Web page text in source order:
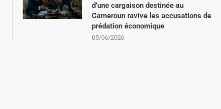
d’une cargaison destinée au
Cameroun ravive les accusations de
prédation économique
05/06/2026